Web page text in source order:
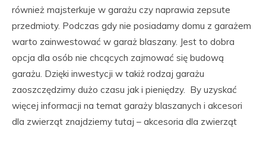
również majsterkuje w garażu czy naprawia zepsute
przedmioty. Podczas gdy nie posiadamy domu z garażem
warto zainwestować w garaż blaszany. Jest to dobra
opcja dla osób nie chcących zajmować się budową
garażu. Dzięki inwestycji w takiż rodzaj garażu
zaoszczędzimy dużo czasu jak i pieniędzy. By uzyskać
więcej informacji na temat garaży blaszanych i akcesori
dla zwierząt znajdziemy tutaj – akcesoria dla zwierząt